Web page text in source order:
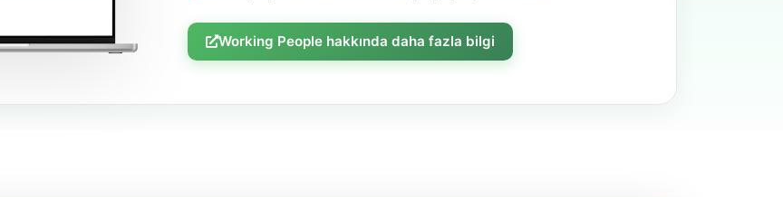
Working People hakkında daha fazla bilgi